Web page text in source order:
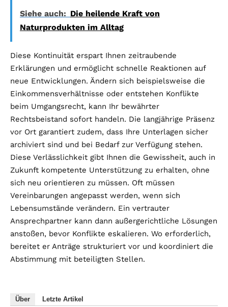
Siehe auch: Die heilende Kraft von
Naturprodukten im Alltag
Diese Kontinuität erspart Ihnen zeitraubende
Erklärungen und ermöglicht schnelle Reaktionen auf
neue Entwicklungen. Ändern sich beispielsweise die
Einkommensverhältnisse oder entstehen Konflikte
beim Umgangsrecht, kann Ihr bewährter
Rechtsbeistand sofort handeln. Die langjährige Präsenz
vor Ort garantiert zudem, dass Ihre Unterlagen sicher
archiviert sind und bei Bedarf zur Verfügung stehen.
Diese Verlässlichkeit gibt Ihnen die Gewissheit, auch in
Zukunft kompetente Unterstützung zu erhalten, ohne
sich neu orientieren zu müssen. Oft müssen
Vereinbarungen angepasst werden, wenn sich
Lebensumstände verändern. Ein vertrauter
Ansprechpartner kann dann außergerichtliche Lösungen
anstoßen, bevor Konflikte eskalieren. Wo erforderlich,
bereitet er Anträge strukturiert vor und koordiniert die
Abstimmung mit beteiligten Stellen.
Über Letzte Artikel